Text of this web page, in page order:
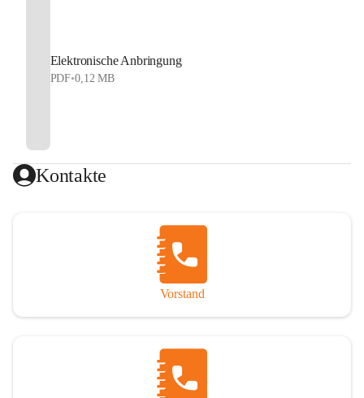
Elektronische Anbringung
PDF•0,12 MB
Kontakte
Vorstand